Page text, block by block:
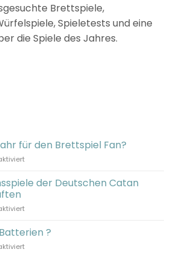
Brettspiele,
Spieletests und eine
die Spiele des Jahres.
für den Brettspiel Fan?
für
–
Das
für
Brettspiel
der Deutschen Catan
für
der
Deutschen
Catan
?
für